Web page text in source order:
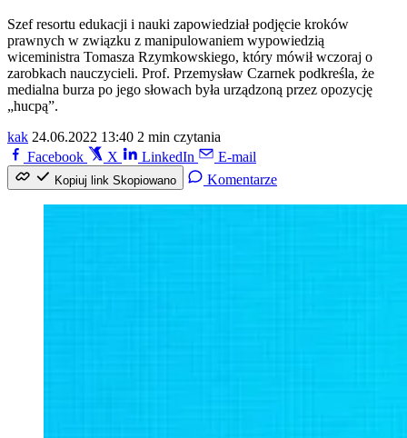
Szef resortu edukacji i nauki zapowiedział podjęcie kroków
prawnych w związku z manipulowaniem wypowiedzią
wiceministra Tomasza Rzymkowskiego, który mówił wczoraj o
zarobkach nauczycieli. Prof. Przemysław Czarnek podkreśla, że
medialna burza po jego słowach była urządzoną przez opozycję
„hucpą”.
kak 24.06.2022 13:40 2 min czytania
Facebook
X LinkedIn E-mail
Kopiuj link Skopiowano Komentarze